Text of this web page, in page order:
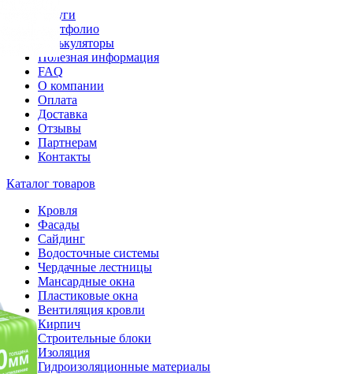
Услуги
Портфолио
Калькуляторы
Полезная информация
FAQ
О компании
Оплата
Доставка
Отзывы
Партнерам
Контакты
Каталог товаров
Кровля
Фасады
Сайдинг
Водосточные системы
Чердачные лестницы
Мансардные окна
Пластиковые окна
Вентиляция кровли
Кирпич
Строительные блоки
Изоляция
Гидроизоляционные материалы